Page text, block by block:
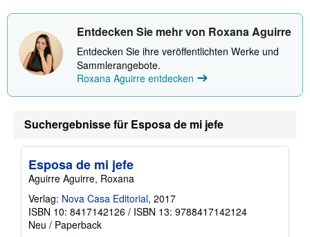
t
n
a
i
o
n
n
u
r
t
Entdecken Sie mehr von Roxana Aguirre
Entdecken Sie ihre veröffentlichten Werke und
Sammlerangebote.
Roxana Aguirre entdecken
Suchergebnisse für Esposa de mi jefe
Esposa de mi jefe
Aguirre Aguirre, Roxana
Verlag: Nova Casa Editorial, 2017
ISBN 10: 8417142126 / ISBN 13: 9788417142124
Neu / Paperback